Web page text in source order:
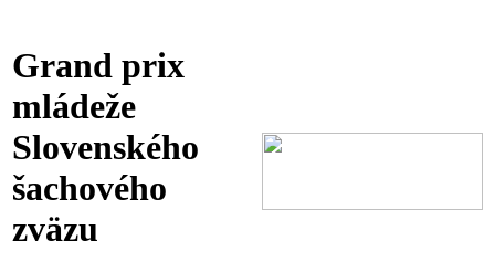
Grand prix
mládeže
Slovenského
šachového
zväzu